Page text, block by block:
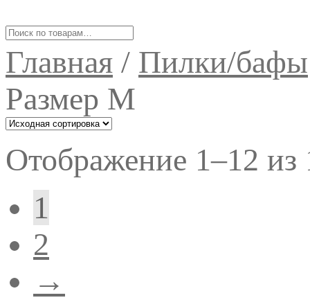
Главная / Пилки/бафы
Размер М
Отображение 1–12 из
1
2
→